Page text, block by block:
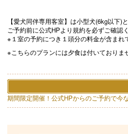
【愛犬同伴専用客室】は小型犬(6kg以下)
ご予約前に公式HPより規約を必ずご確認
※１室の予約につき１頭分の料金が含まれ
※こちらのプランには夕食は付いておりま
期間限定開催！公式HPからのご予約で今